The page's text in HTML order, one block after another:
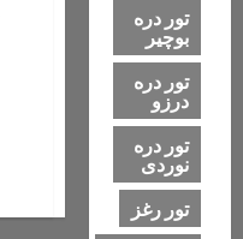
تور دره
بوچیر
تور دره
درزو
تور دره
نوردی
تور رغز